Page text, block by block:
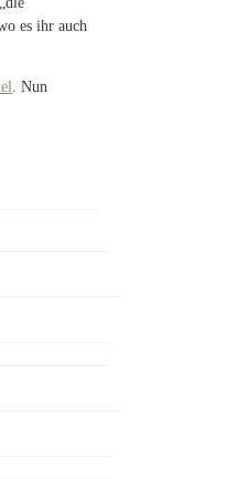
es ihr auch
. Nun